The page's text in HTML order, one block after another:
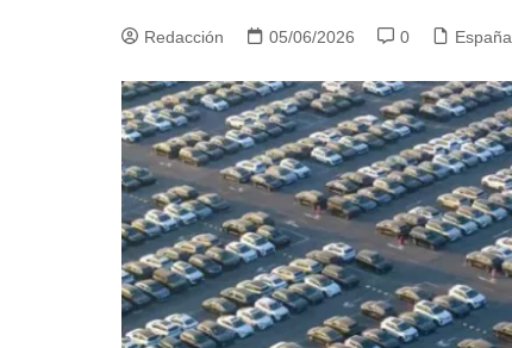
Redacción 05/06/2026 0 España